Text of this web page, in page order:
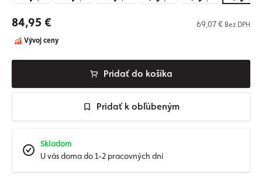
84,95 € 69,07 € Bez DPH
Vývoj ceny
Pridať do košíka
Pridať k obľúbeným
Skladom
U vás doma do 1-2 pracovných dní